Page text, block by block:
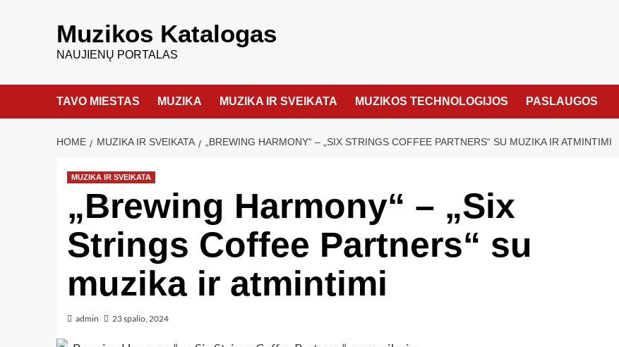
Muzikos Katalogas
NAUJIENŲ PORTALAS
TAVO MIESTAS MUZIKA MUZIKA IR SVEIKATA MUZIKOS TECHNOLOGIJOS PASLAUGOS
HOME MUZIKA IR SVEIKATA „BREWING HARMONY“ – „SIX STRINGS COFFEE PARTNERS“ SU MUZIKA IR ATMINTIMI
MUZIKA IR SVEIKATA
„Brewing Harmony“ – „Six
Strings Coffee Partners“ su
muzika ir atmintimi
admin 23 spalio, 2024